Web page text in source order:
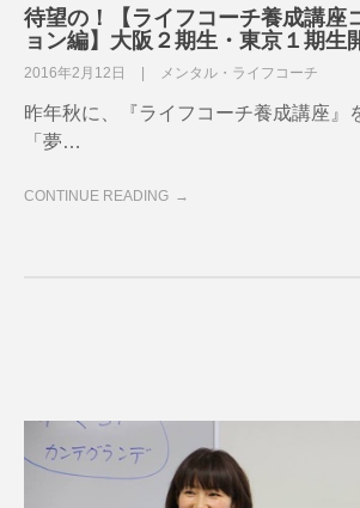
待望の！【ライフコーチ養成講座
ョン編】大阪２期生・東京１期
2016年2月12日 メンタル・ライフコーチ
昨年秋に、『ライフコーチ養成講座』
「夢…
CONTINUE READING